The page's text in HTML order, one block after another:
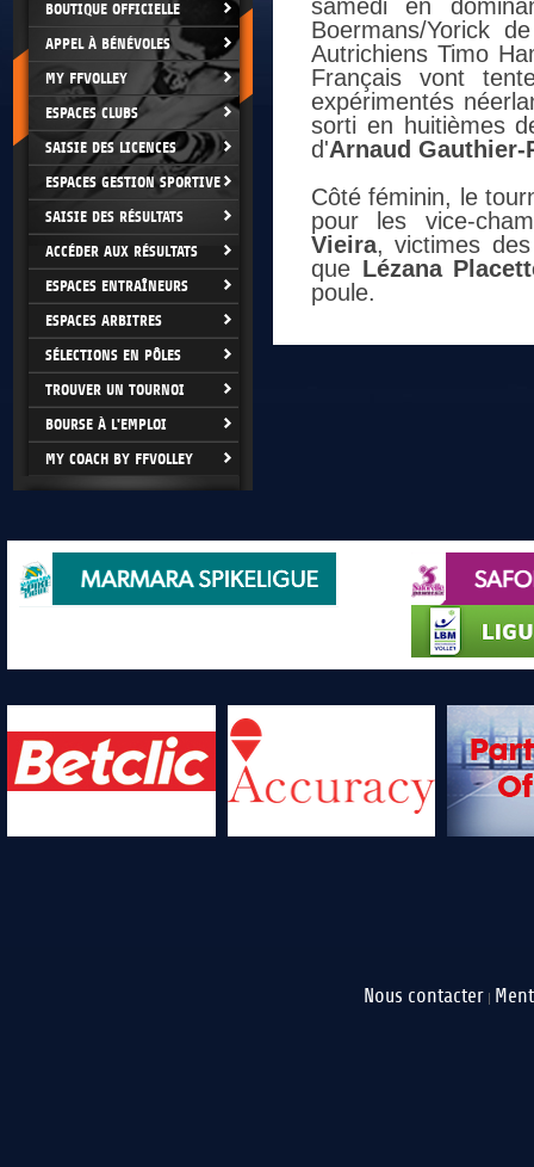
BOUTIQUE OFFICIELLE
APPEL À BÉNÉVOLES
MY FFVOLLEY
ESPACES CLUBS
SAISIE DES LICENCES
ESPACES GESTION SPORTIVE
SAISIE DES RÉSULTATS
ACCÉDER AUX RÉSULTATS
ESPACES ENTRAÎNEURS
ESPACES ARBITRES
SÉLECTIONS EN PÔLES
TROUVER UN TOURNOI
BOURSE À L'EMPLOI
MY COACH BY FFVOLLEY
samedi en
Boermans/Yorick
Autrichiens Timo
Français vont
expérimentés
sorti en huitièmes
d'Arnaud Gauthier-
Côté féminin, le
pour les vice-
Vieira, victimes
que Lézana
poule.
Nous contacter |